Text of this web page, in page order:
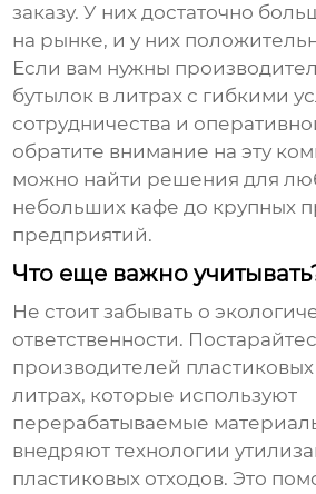
заказу. У них достаточно
на рынке, и у них
Если вам нужны
бутылок в литрах с гибкими
сотрудничества и
обратите внимание на эту
можно найти решения для
небольших кафе до крупных
предприятий.
Что еще важно
Не стоит забывать о
ответственности.
производителей
литрах, которые используют
перерабатываемые
внедряют технологии
пластиковых отходов. Это